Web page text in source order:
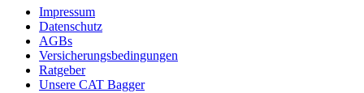
Impressum
Datenschutz
AGBs
Versicherungsbedingungen
Ratgeber
Unsere CAT Bagger